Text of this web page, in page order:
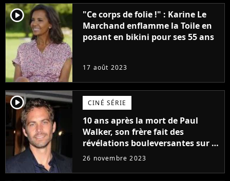
player2
"Ce corps de folie !" : Karine Le
Marchand enflamme la Toile en
posant en bikini pour ses 55 ans
17 août 2023
player2 CINÉ SÉRIE
10 ans après la mort de Paul
Walker, son frère fait des
révélations bouleversantes sur la
réaction des acteurs de Fast and
26 novembre 2023